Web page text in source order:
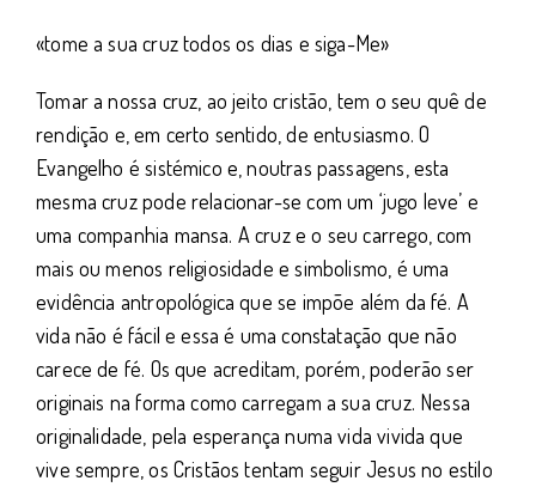
«tome a sua cruz todos os dias e siga-Me»
Tomar a nossa cruz, ao jeito cristão, tem o seu quê de
rendição e, em certo sentido, de entusiasmo. O
Evangelho é sistémico e, noutras passagens, esta
mesma cruz pode relacionar-se com um ‘jugo leve’ e
uma companhia mansa. A cruz e o seu carrego, com
mais ou menos religiosidade e simbolismo, é uma
evidência antropológica que se impõe além da fé. A
vida não é fácil e essa é uma constatação que não
carece de fé. Os que acreditam, porém, poderão ser
originais na forma como carregam a sua cruz. Nessa
originalidade, pela esperança numa vida vivida que
vive sempre, os Cristãos tentam seguir Jesus no estilo